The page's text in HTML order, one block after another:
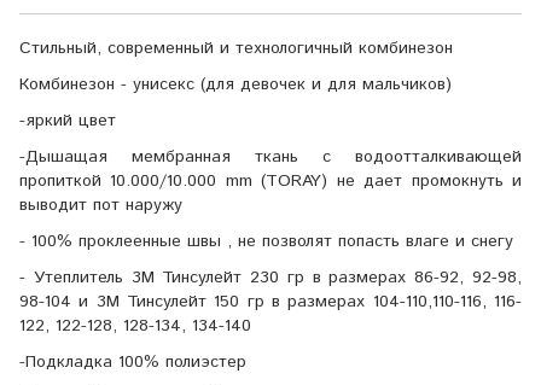
Стильный, современный и технологичный комбинезон
Комбинезон - унисекс (для девочек и для мальчиков)
-яркий цвет
-Дышащая мембранная ткань с водоотталкивающей
пропиткой 10.000/10.000 mm (TORAY) не дает промокнуть и
выводит пот наружу
- 100% проклеенные швы , не позволят попасть влаге и снегу
- Утеплитель 3М Тинсулейт 230 гр в размерах 86-92, 92-98,
98-104 и 3М Тинсулейт 150 гр в размерах 104-110,110-116, 116-
122, 122-128, 128-134, 134-140
-Подкладка 100% полиэстер